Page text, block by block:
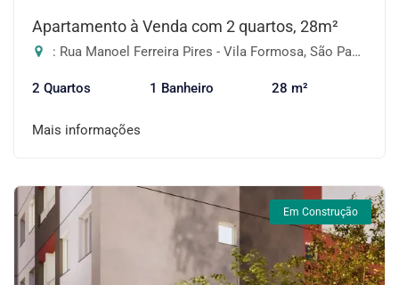
Apartamento à Venda com 2 quartos, 28m²
: Rua Manoel Ferreira Pires - Vila Formosa, São Paulo-SP
2 Quartos 1 Banheiro 28 m²
Mais informações
Em Construção